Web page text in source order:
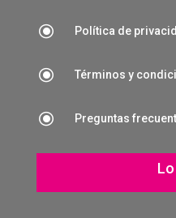
\ Política de
\ Términos y
\ Preguntas